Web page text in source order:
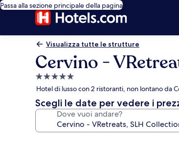
Passa alla sezione principale della pagina
Visualizza tutte le strutture
Cervino -
Struttura
a
5.0
stelle
Hotel di lusso con 2 ristoranti, non lontano da
Scegli le date per vedere i
Dove vuoi andare?